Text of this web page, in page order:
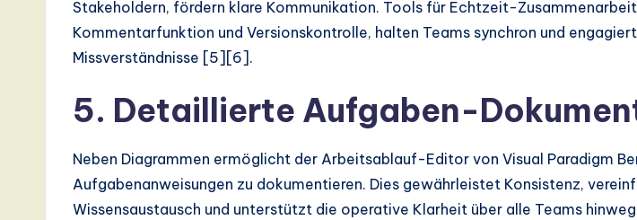
ft
w
Stakeholdern, fördern klare Kommunikation. Tools für Echtzeit-
Kommentarfunktion und Versionskontrolle, halten Teams synchron und
Missverständnisse [5][6].
5. Detaillierte Aufgaben-
Neben Diagrammen ermöglicht der Arbeitsablauf-Editor von Visual Paradigm
Aufgabenanweisungen zu dokumentieren. Dies gewährleistet Konsistenz,
Wissensaustausch und unterstützt die operative Klarheit über alle Teams